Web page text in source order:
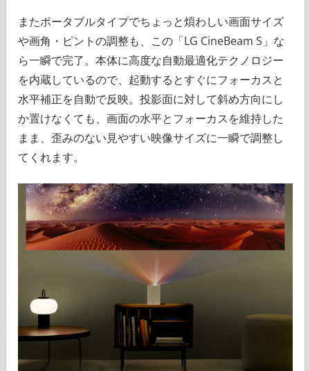
またポータブルタイプでちょっと煩わしい画面サイズ
や画角・ピントの調整も、この「LG CineBeam S」な
ら一瞬で完了。本体に高度な自動最適化テクノロジー
を内蔵しているので、起動するとすぐにフォーカスと
水平補正を自動で反映。投影面に対して斜め方向にし
か置けなくても、画面の水平とフォーカスを維持した
まま、歪みのない見やすい映像サイズに一瞬で調整し
てくれます。